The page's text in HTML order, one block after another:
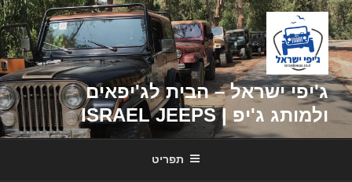
דילוג
לתוכן
ג'יפי ישראל – הבית לג'יפאים
ולמותג ג'יפ | ISRAEL JEEPS
תפריט